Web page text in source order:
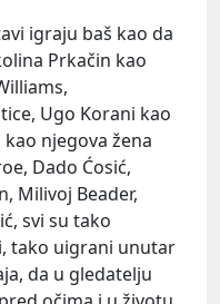
igraju baš kao da
Prkačin kao
Ugo Korani kao
njegova žena
Dado Ćosić,
Milivoj Beader,
svi su tako
tako uigrani unutar
da u gledatelju